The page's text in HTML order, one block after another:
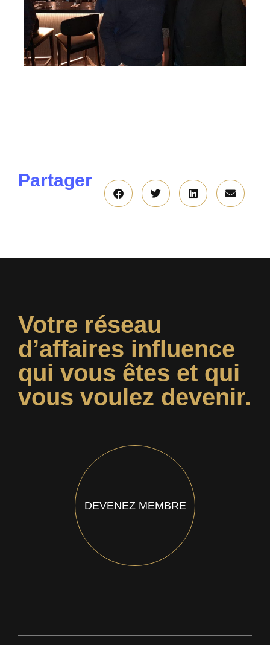
Partager
Votre réseau
d’affaires influence
qui vous êtes et qui
vous voulez devenir.
DEVENEZ MEMBRE